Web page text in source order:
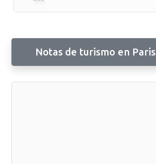
Notas de turismo en Paris